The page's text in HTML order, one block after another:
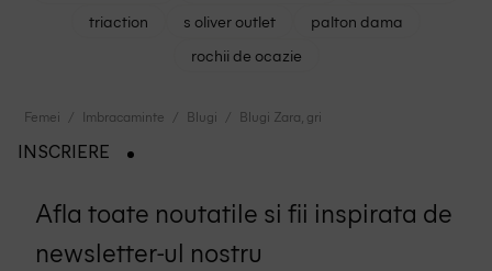
triaction
s oliver outlet
palton dama
rochii de ocazie
Femei Imbracaminte Blugi Blugi Zara, gri
INSCRIERE
Afla toate noutatile si fii inspirata de
newsletter-ul nostru